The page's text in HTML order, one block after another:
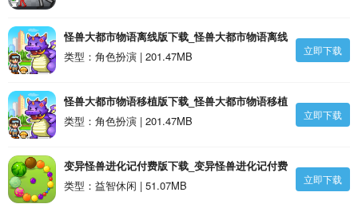
怪兽大都市物语离线版下载_怪兽大都市物语离线
版1.6.11安卓版
类型：角色扮演 | 201.47MB 立即下载
怪兽大都市物语移植版下载_怪兽大都市物语移植
版1.6.11安卓版
类型：角色扮演 | 201.47MB 立即下载
变异怪兽进化记付费版下载_变异怪兽进化记付费
版v1.4.1安卓版
类型：益智休闲 | 51.07MB 立即下载